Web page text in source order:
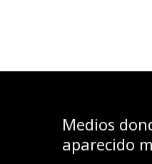
Medios
aparecido